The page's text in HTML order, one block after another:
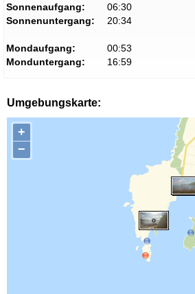
Sonnenaufgang:
06:30
Sonnenuntergang:
20:34
Mondaufgang:
00:53
Monduntergang:
16:59
Umgebungskarte:
+
−